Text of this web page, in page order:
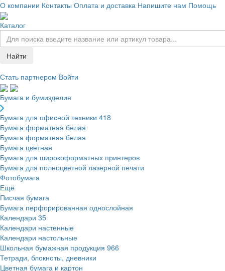
О компании Контакты Оплата и доставка Напишите нам Помощь
Каталог
Найти
Стать партнером Войти
Бумага и бумизделия
Бумага для офисной техники 418
Бумага форматная белая
Бумага форматная белая
Бумага цветная
Бумага для широкоформатных принтеров
Бумага для полноцветной лазерной печати
Фотобумага
Ещё
Писчая бумага
Бумага перфорированная однослойная
Календари 35
Календари настенные
Календари настольные
Школьная бумажная продукция 966
Тетради, блокноты, дневники
Цветная бумага и картон